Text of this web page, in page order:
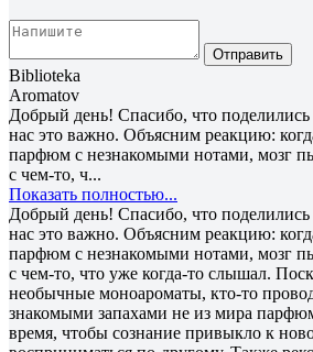
Отправить
Biblioteka
Aromatov
Добрый день! Спасибо, что
нас это важно. Объясним реакцию:
парфюм с незнакомыми нотами, мозг
с чем-то, ч...
Показать полностью...
Добрый день! Спасибо, что
нас это важно. Объясним реакцию:
парфюм с незнакомыми нотами, мозг
с чем-то, что уже когда-то слышал.
необычные моноароматы, кто-то
знакомыми запахами не из мира
время, чтобы сознание привыкло к